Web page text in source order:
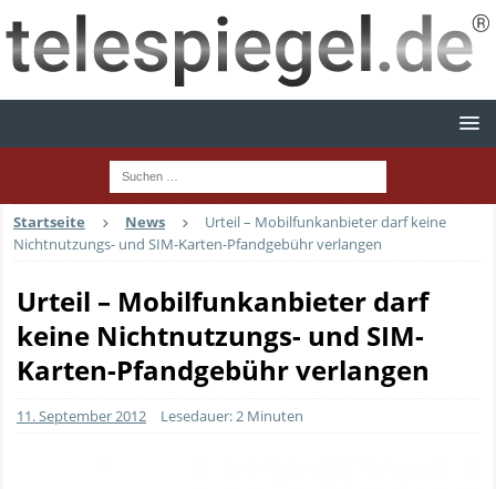
Startseite News
Urteil – Mobilfunkanbieter darf keine
Nichtnutzungs- und SIM-Karten-Pfandgebühr verlangen
Urteil – Mobilfunkanbieter darf
keine Nichtnutzungs- und SIM-
Karten-Pfandgebühr verlangen
11. September 2012 Lesedauer: 2 Minuten